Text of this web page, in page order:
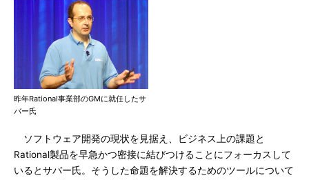
昨年Rational事業部のGMに就任したサ
バー氏
ソフトウェア開発の現状を見据え、ビジネス上の課題と
Rational製品を早急かつ密接に結びつけることにフォーカスして
いるとサバー氏。そうした命題を解決するためのツールについて